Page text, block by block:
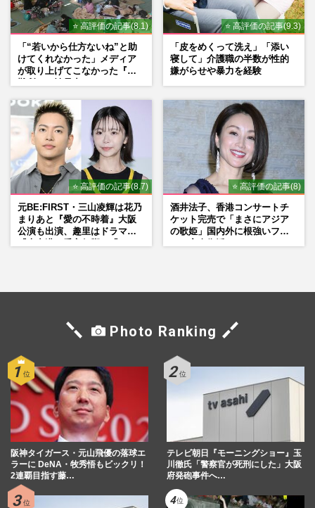
⭐ 高評価の記事(8.1)
「“若いから仕方ないね”と助
けてくれなかった」メディア
が取り上げてこなかった『避
⭐ 高評価の記事(9.3)
「皮をめくって洗え」「添い
寝して」介護職の半数が性的
嫌がらせや暴力を経験
⭐ 高評価の記事(8.7)
元BE:FIRST・三山凌輝は花乃
まりあと『愛の不時着』大阪
公演も出演、趣里はドラマ
⭐ 高評価の記事(8)
酒井法子、香港コンサートチ
ケット完売で「まさにアジア
の歌姫」国内外に根強いファ
Photo Ranking
阪神タイガース・元山飛優の落球エ
ラーに DeNA・牧秀悟もビックリ！
2連覇目指す藤…
テレビ朝日『モーニングショー』玉
川徹氏「警察官が死刑にした」大阪
府発砲事件へ…